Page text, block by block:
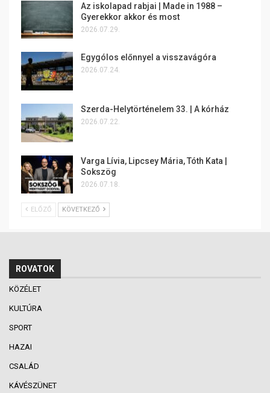
Az iskolapad rabjai | Made in 1988 –
Gyerekkor akkor és most
2026.07.29.
Egygólos előnnyel a visszavágóra
2026.07.24.
Szerda-Helytörténelem 33. | A kórház
2026.07.22.
Varga Lívia, Lipcsey Mária, Tóth Kata |
Sokszög
2026.07.18.
ELŐZŐ KÖVETKEZŐ
ROVATOK
KÖZÉLET
KULTÚRA
SPORT
HAZAI
CSALÁD
KÁVÉSZÜNET